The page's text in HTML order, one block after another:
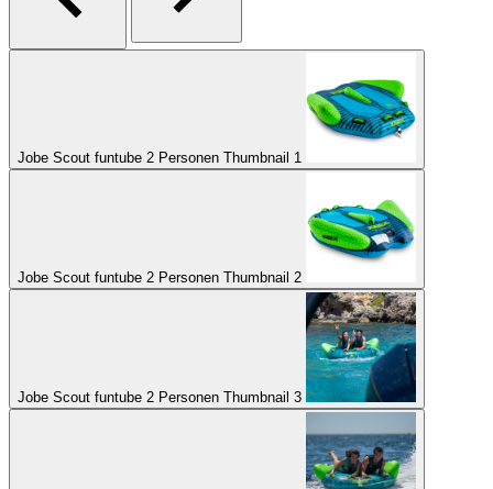
Jobe Scout funtube 2 Personen Thumbnail 1
Jobe Scout funtube 2 Personen Thumbnail 2
Jobe Scout funtube 2 Personen Thumbnail 3